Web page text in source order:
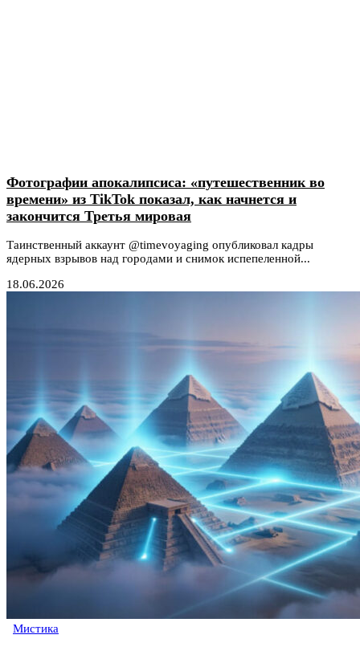
Фотографии апокалипсиса: «путешественник во
времени» из TikTok показал, как начнется и
закончится Третья мировая
Таинственный аккаунт @timevoyaging опубликовал кадры
ядерных взрывов над городами и снимок испепеленной...
18.06.2026
Мистика